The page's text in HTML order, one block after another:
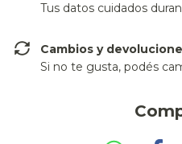
Tus datos cuidados
Cambios y
Si no te gusta, podés